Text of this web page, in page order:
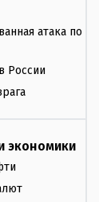
атака по
России
экономики